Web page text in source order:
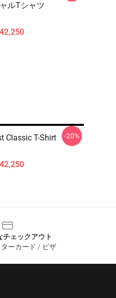
ルTシャツ
Classic T-Shirt -20%
チェックアウト
ーカード / ビザ